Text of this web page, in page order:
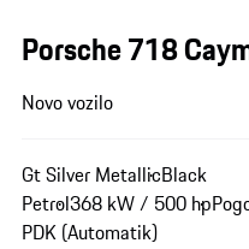
Porsche 718
Novo vozilo
Gt Silver MetallicBlack
Petrol368 kW / 500 hp
PDK (Automatik)